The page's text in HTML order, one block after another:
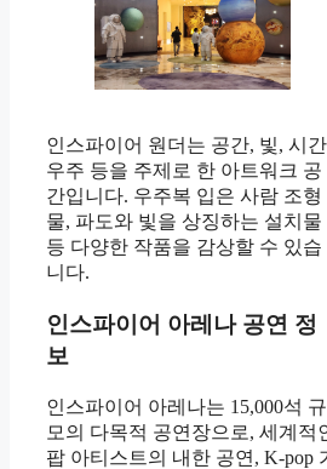
인스파이어 원더는 공간, 빛, 시
우주 등을 주제로 한 아트워크 공
간입니다. 우주복 입은 사람 조형
물, 파도와 빛을 상징하는 설치물
등 다양한 작품을 감상할 수 있습
니다.
인스파이어 아레나 공연 정
보
인스파이어 아레나는 15,000석 규
모의 다목적 공연장으로, 세계적
팝 아티스트의 내한 공연, K-pop